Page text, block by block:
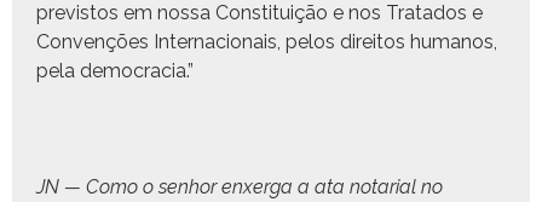
pre­vis­tos em nos­sa Con­sti­tu­ição e nos Trata­dos e
Con­venções Inter­na­cionais, pelos dire­itos humanos,
pela democracia.”
JN — Como o sen­hor enx­er­ga a ata notar­i­al no